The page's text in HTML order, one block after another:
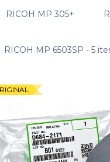
RICOH MP 305+
RICOH MP 6503SP - 5